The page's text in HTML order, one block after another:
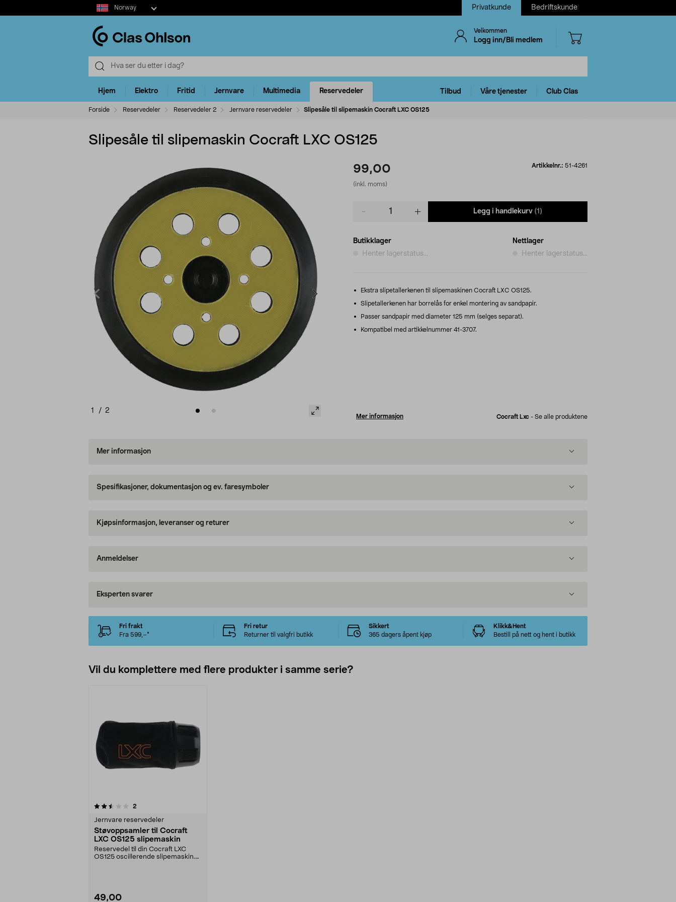
Select
market
Norway Privatkunde Bedriftskunde
Velkommen
Logg inn/Bli medlem
Hjem Elektro Fritid Jernvare Multimedia Reservedeler Tilbud Våre tjenester Club Clas
Forside Reservedeler Reservedeler 2 Jernvare reservedeler Slipesåle til slipemaskin Cocraft LXC OS125
Slipesåle til slipemaskin Cocraft LXC OS125
1 / 2
99,00
(inkl. moms)
Artikkelnr.: 51-4261
Legg i handlekurv (1)
Butikklager
Henter lagerstatus...
Nettlager
Henter lagerstatus...
Ekstra slipetallerkenen til slipemaskinen Cocraft LXC OS125.
Slipetallerkenen har borrelås for enkel montering av sandpapir.
Passer sandpapir med diameter 125 mm (selges separat).
Kompatibel med artikkelnummer 41-3707.
Mer informasjon Cocraft Lxc - Se alle produktene
Mer informasjon
Spesifikasjoner, dokumentasjon og ev. faresymboler
Kjøpsinformasjon, leveranser og returer
Anmeldelser
Eksperten svarer
Fri frakt
Fra 599,–*
Fri retur
Returner til valgfri butikk
Sikkert
365 dagers åpent kjøp
Klikk&Hent
Bestill på nett og hent i butikk
Vil du komplettere med flere produkter i samme serie?
2
Jernvare reservedeler
Støvoppsamler til Cocraft
LXC OS125 slipemaskin
Reservedel til din Cocraft LXC
OS125 oscillerende slipemaskin.
49,00